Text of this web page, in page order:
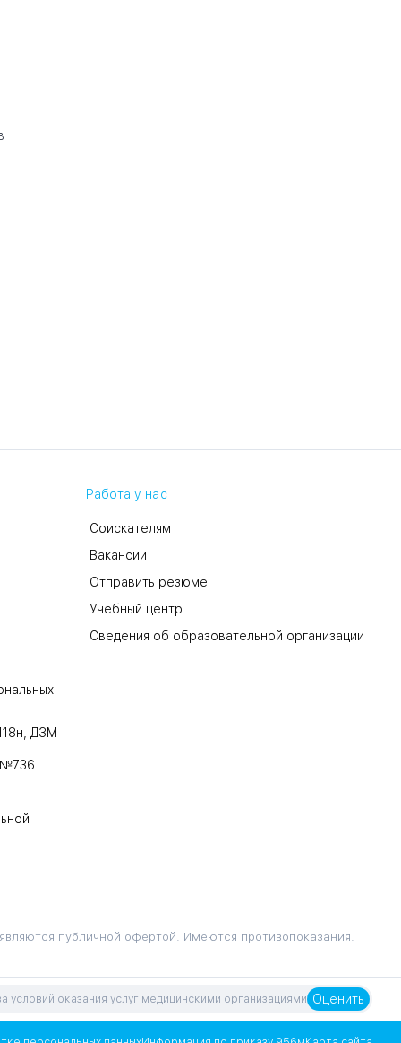
ДЗМ
№736
Работа у нас
Соискателям
Вакансии
Отправить резюме
Учебный центр
Сведения об образовательной организации
публичной офертой. Имеются противопоказания.
условий оказания услуг медицинскими организациями Оценить